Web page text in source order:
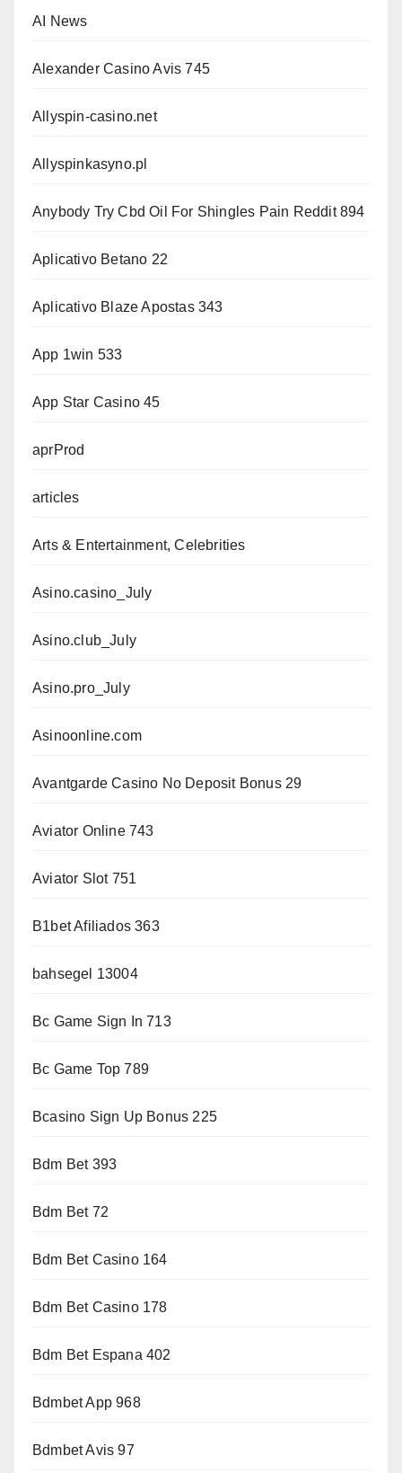
AI News
Alexander Casino Avis 745
Allyspin-casino.net
Allyspinkasyno.pl
Anybody Try Cbd Oil For Shingles Pain Reddit 894
Aplicativo Betano 22
Aplicativo Blaze Apostas 343
App 1win 533
App Star Casino 45
aprProd
articles
Arts & Entertainment, Celebrities
Asino.casino_July
Asino.club_July
Asino.pro_July
Asinoonline.com
Avantgarde Casino No Deposit Bonus 29
Aviator Online 743
Aviator Slot 751
B1bet Afiliados 363
bahsegel 13004
Bc Game Sign In 713
Bc Game Top 789
Bcasino Sign Up Bonus 225
Bdm Bet 393
Bdm Bet 72
Bdm Bet Casino 164
Bdm Bet Casino 178
Bdm Bet Espana 402
Bdmbet App 968
Bdmbet Avis 97